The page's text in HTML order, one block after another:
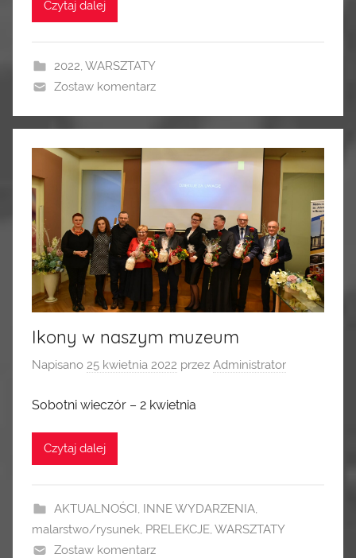
Czytaj dalej
2022, WARSZTATY
Zostaw komentarz
Ikony w naszym muzeum
Napisano 25 kwietnia 2022 przez Administrator
Sobotni wieczór – 2 kwietnia
Czytaj dalej
AKTUALNOŚCI, INNE WYDARZENIA,
malarstwo/rysunek, PRELEKCJE, WARSZTATY
Zostaw komentarz